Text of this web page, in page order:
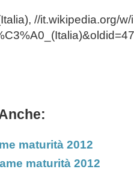
//it.wikipedia.org/
maturità 2012
maturità 2012